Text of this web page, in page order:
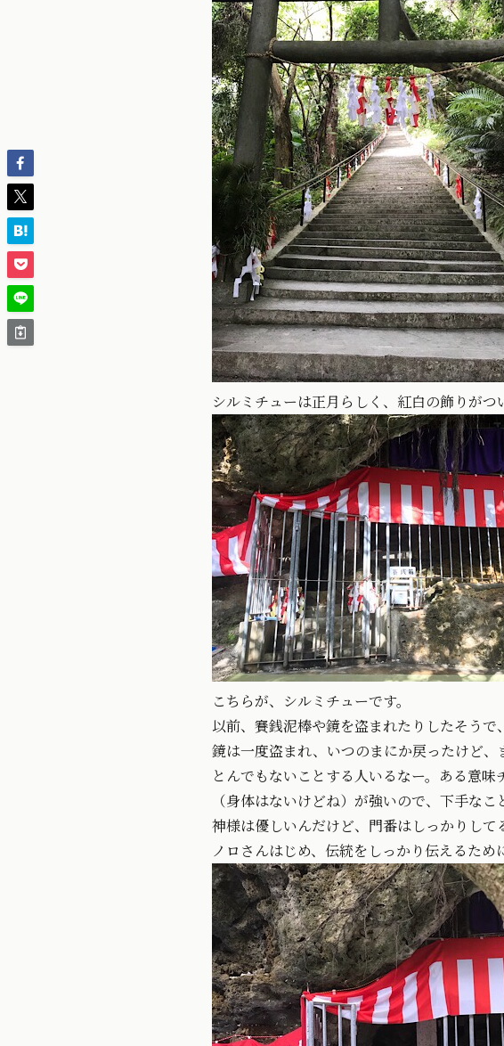
シルミチューは正月らしく、紅白の飾りがつ
こちらが、シルミチューです。
以前、賽銭泥棒や鏡を盗まれたりしたそうで
鏡は一度盗まれ、いつのまにか戻ったけど、
とんでもないことする人いるなー。ある意
（身体はないけどね）が強いので、下手なこ
神様は優しいんだけど、門番はしっかりして
ノロさんはじめ、伝統をしっかり伝えるため